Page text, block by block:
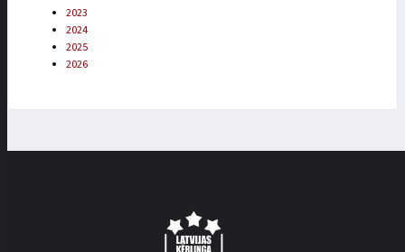
2023
2024
2025
2026